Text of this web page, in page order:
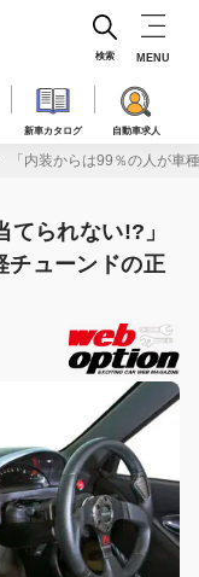
新車カタログ 自動車求人
検索 MENU
「内装からは99％の人が車
てられない!?」
チューンドの正